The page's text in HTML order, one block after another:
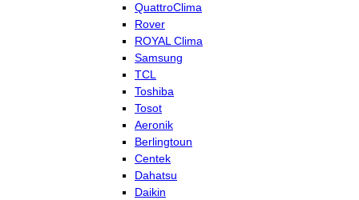
QuattroClima
Rover
ROYAL Clima
Samsung
TCL
Toshiba
Tosot
Aeronik
Berlingtoun
Centek
Dahatsu
Daikin